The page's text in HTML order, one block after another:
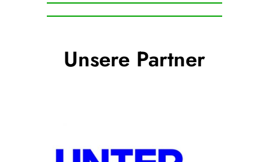
Unsere Partner